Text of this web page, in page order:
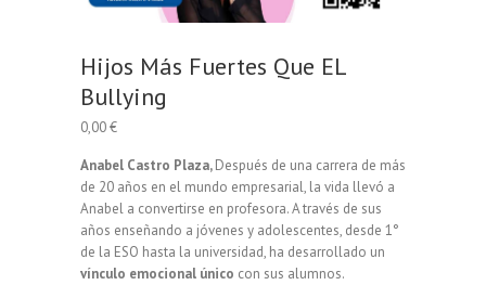
Hijos Más Fuertes Que EL
Bullying
0,00€
Anabel Castro Plaza,Después de una carrera de más
de 20 años en el mundo empresarial, la vida llevó a
Anabel a convertirse en profesora. A través de sus
años enseñando a jóvenes y adolescentes, desde 1°
de la ESO hasta la universidad, ha desarrollado un
vínculo emocional único con sus alumnos.